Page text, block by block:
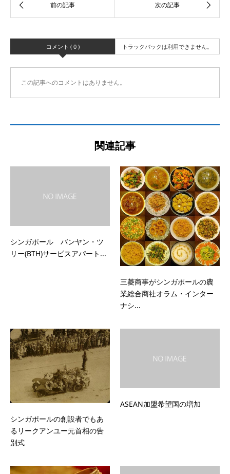
コメント ( 0 ) トラックバックは利用できません。
この記事へのコメントはありません。
関連記事
シンガポール バンヤン・ツ
リー(BTH)サービスアパート...
三菱商事がシンガポールの農
業総合商社オラム・インター
ナシ...
シンガポールの創設者でもあ
るリークアンユー元首相の告
別式
ASEAN加盟希望国の増加